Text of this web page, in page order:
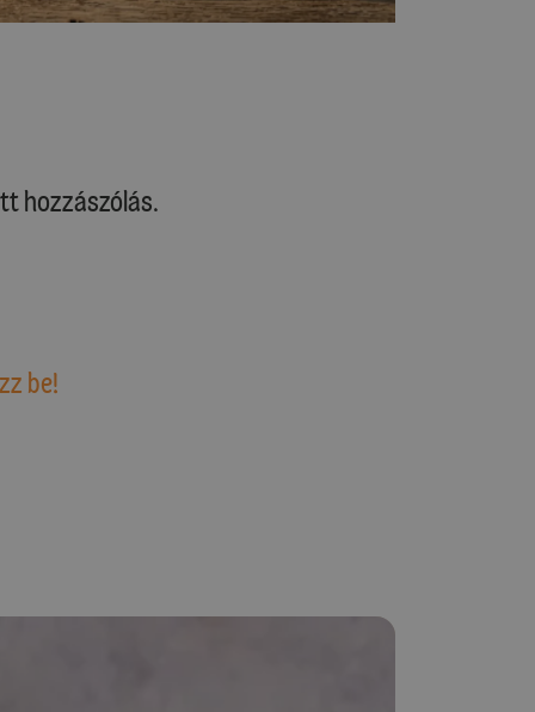
hozzászólás.
be!